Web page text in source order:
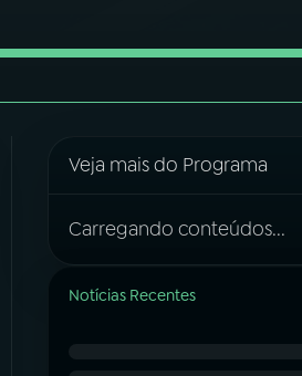
Veja mais do Programa
Carregando conteúdos...
Notícias Recentes